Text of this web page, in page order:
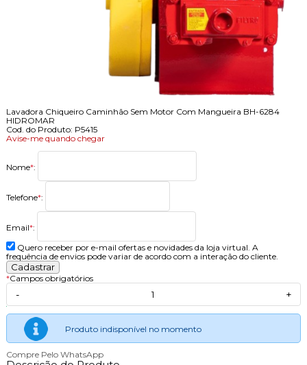
Lavadora Chiqueiro Caminhão Sem Motor Com Mangueira BH-6284
HIDROMAR
Cod. do Produto: P5415
Avise-me quando chegar
Nome*:
Telefone*:
Email*:
Quero receber por e-mail ofertas e novidades da loja virtual. A
frequência de envios pode variar de acordo com a interação do cliente.
*Campos obrigatórios
- +
Produto indisponível no momento
Compre Pelo WhatsApp